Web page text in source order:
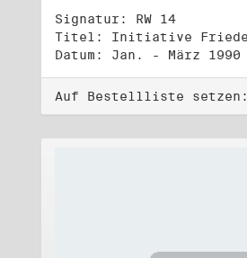
Signatur: RW 14
Datum: Jan. - März 1990
Auf Bestellliste setzen: